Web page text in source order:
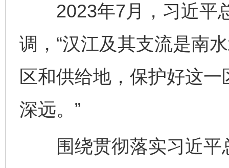
2023年7月，习近平
调，“汉江及其支流是南
区和供给地，保护好这
深远。”
围绕贯彻落实习近平